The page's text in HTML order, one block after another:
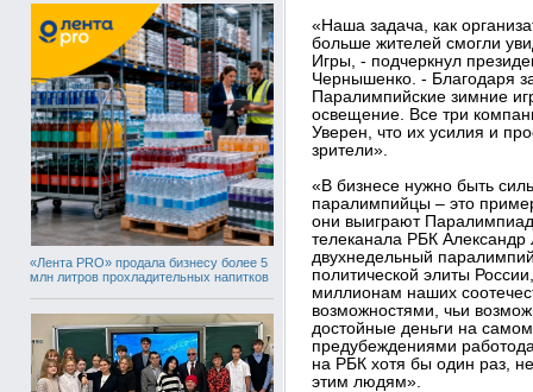
«Лента PRO» продала бизнесу более 5
млн литров прохладительных напитков
«Наша задача, как
больше жителей смогли
Игры, - подчеркнул
Чернышенко. - Благодаря
Паралимпийские зимние
освещение. Все три
Уверен, что их усилия и
зрители».
«В бизнесе нужно быть
паралимпийцы – это
они выиграют
телеканала РБК
двухнедельный
политической элиты
миллионам наших
возможностями, чьи
достойные деньги на
предубеждениями
на РБК хотя бы один раз,
этим людям».